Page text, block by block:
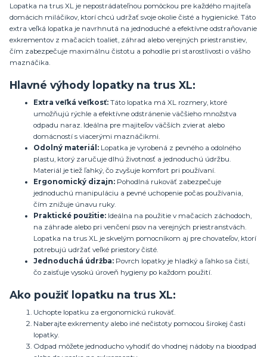
Lopatka na trus XL je nepostrádateľnou pomôckou pre každého majiteľa
domácich miláčikov, ktorí chcú udržať svoje okolie čisté a hygienické. Táto
extra veľká lopatka je navrhnutá na jednoduché a efektívne odstraňovanie
exkrementov z mačacích toaliet, záhrad alebo verejných priestranstiev,
čím zabezpečuje maximálnu čistotu a pohodlie pri starostlivosti o vášho
maznáčika.
Hlavné výhody lopatky na trus XL:
Extra veľká veľkosť: Táto lopatka má XL rozmery, ktoré
umožňujú rýchle a efektívne odstránenie väčšieho množstva
odpadu naraz. Ideálna pre majiteľov väčších zvierat alebo
domácností s viacerými maznáčikmi.
Odolný materiál: Lopatka je vyrobená z pevného a odolného
plastu, ktorý zaručuje dlhú životnosť a jednoduchú údržbu.
Materiál je tiež ľahký, čo zvyšuje komfort pri používaní.
Ergonomický dizajn: Pohodlná rukoväť zabezpečuje
jednoduchú manipuláciu a pevné uchopenie počas používania,
čím znižuje únavu ruky.
Praktické použitie: Ideálna na použitie v mačacích záchodoch,
na záhrade alebo pri venčení psov na verejných priestranstvách.
Lopatka na trus XL je skvelým pomocníkom aj pre chovateľov, ktorí
potrebujú udržať veľké priestory čisté.
Jednoduchá údržba: Povrch lopatky je hladký a ľahko sa čistí,
čo zaisťuje vysokú úroveň hygieny po každom použití.
Ako použiť lopatku na trus XL:
Uchopte lopatku za ergonomickú rukoväť.
Naberajte exkrementy alebo iné nečistoty pomocou širokej časti
lopatky.
Odpad môžete jednoducho vyhodiť do vhodnej nádoby na bioodpad